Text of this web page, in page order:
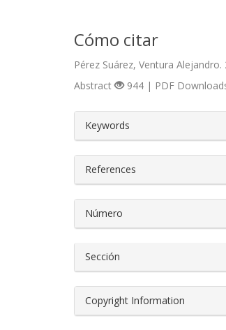
Cómo citar
Pérez Suárez, Ventura
Abstract 944 | PDF
Keywords
References
Número
Sección
Copyright Information